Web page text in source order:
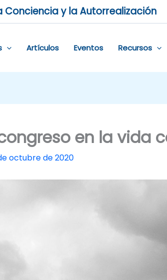
y la Autorrealización
Artículos Eventos Recursos
en la vida
octubre de 2020